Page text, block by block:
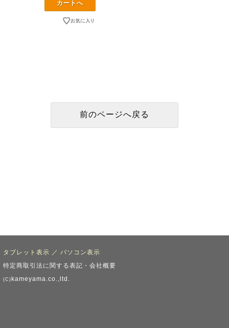
タブレット表示 ／ パソコン表示
特定商取引法に関する表記・会社概要
(C) kameyama.co.,ltd.